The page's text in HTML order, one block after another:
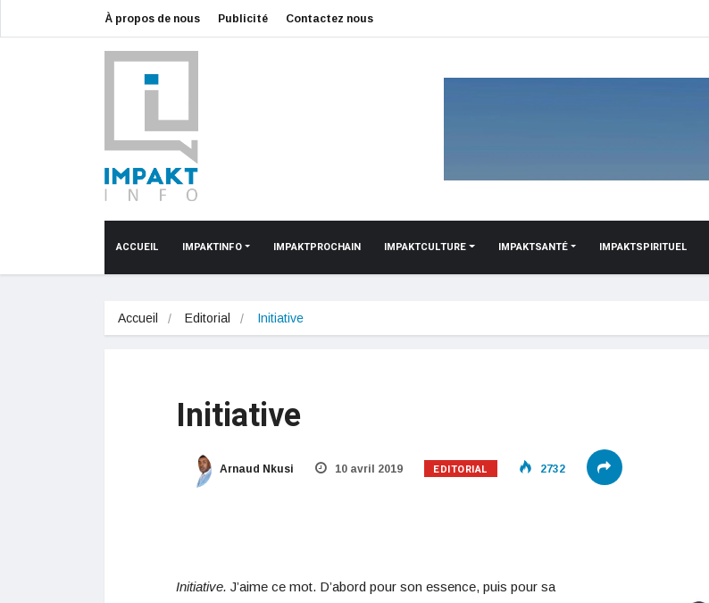
À propos de nous Publicité Contactez nous
ACCUEIL IMPAKTINFO IMPAKTPROCHAIN IMPAKTCULTURE IMPAKTSANTÉ IMPAKTSPIRITUEL
Accueil Editorial Initiative
Initiative
Arnaud Nkusi 10 avril 2019 EDITORIAL 2732
Initiative. J’aime ce mot. D’abord pour son essence, puis pour sa